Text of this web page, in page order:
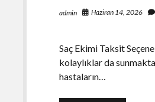
admin Haziran 14, 2026
Saç Ekimi Taksit
kolaylıklar da
hastaların…